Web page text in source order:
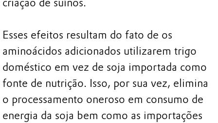
criação de suínos.
Esses efeitos resultam do fato de os
aminoácidos adicionados utilizarem trigo
doméstico em vez de soja importada como
fonte de nutrição. Isso, por sua vez, elimina
o processamento oneroso em consumo de
energia da soja bem como as importações